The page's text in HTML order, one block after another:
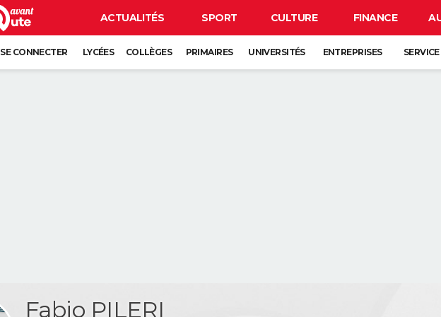
ACTUALITÉS SPORT CULTURE FINANCE
SE CONNECTER LYCÉES COLLÈGES PRIMAIRES UNIVERSITÉS ENTREPRISES
Fabio PILERI